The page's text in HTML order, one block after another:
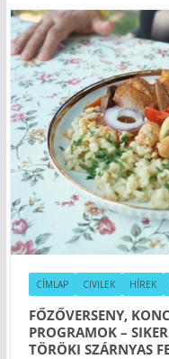
CÍMLAP CIVILEK HÍREK
FŐZŐVERSENY,
PROGRAMOK –
TÖRÖKI SZÁRNYAS